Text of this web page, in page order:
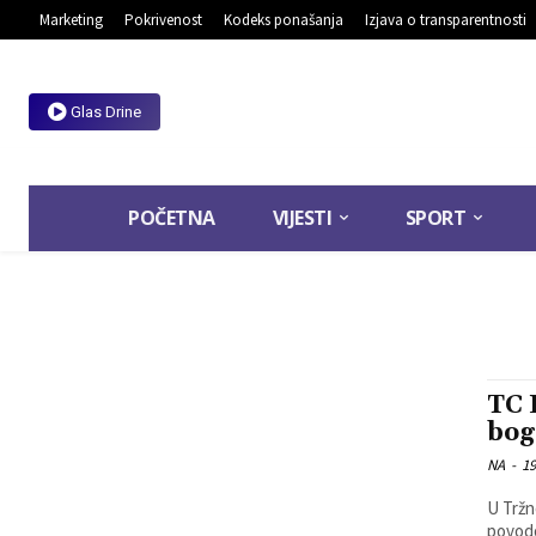
Marketing Pokrivenost Kodeks ponašanja Izjava o transparentnosti
Glas Drine
POČETNA VIJESTI SPORT
TC
NA -
U